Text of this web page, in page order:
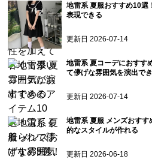
地雷系 夏服おすすめ10選
表現できる
更新日2026-07-14
地雷系 夏コーデにおすす
て儚げな雰囲気を演出で
更新日2026-07-14
地雷系 夏服 メンズおす
的なスタイルが作れる
更新日2026-06-18